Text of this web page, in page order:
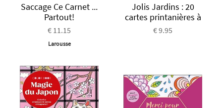
Saccage Ce Carnet ...
Partout!
€ 11.15
Larousse
Jolis Jardins : 20
cartes printanières à
€ 9.95